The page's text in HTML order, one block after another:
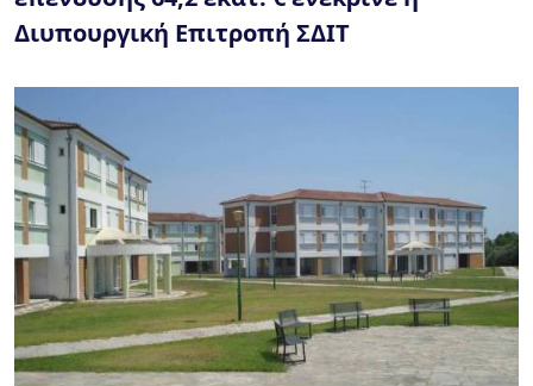
Διυπουργική Επιτροπή ΣΔΙΤ